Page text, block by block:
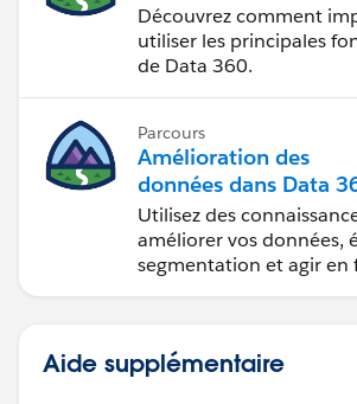
Découvrez comment
utiliser les principales
de Data 360.
Parcours
Amélioration des
données dans Data
Utilisez des
améliorer vos données,
segmentation et agir en
données.
Aide supplémentaire